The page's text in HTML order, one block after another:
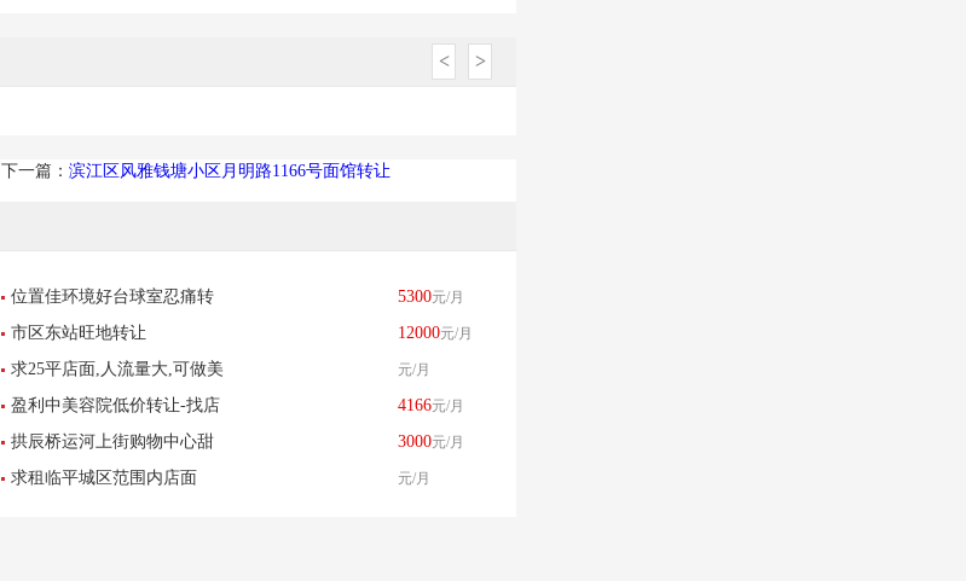
< >
下一篇： 滨江区风雅钱塘小区月明路1166号面馆转让
位置佳环境好台球室忍痛转
让
5300元/月
市区东站旺地转让 12000元/月
求25平店面,人流量大,可做美
发行业
元/月
盈利中美容院低价转让-找店
网
4166元/月
拱辰桥运河上街购物中心甜
品店转让
3000元/月
求租临平城区范围内店面 元/月